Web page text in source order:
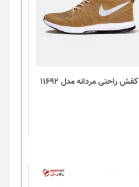
کفش راحتی مردانه مدل 11692
دارای
انواع
مختلفی
گزینه
محصول